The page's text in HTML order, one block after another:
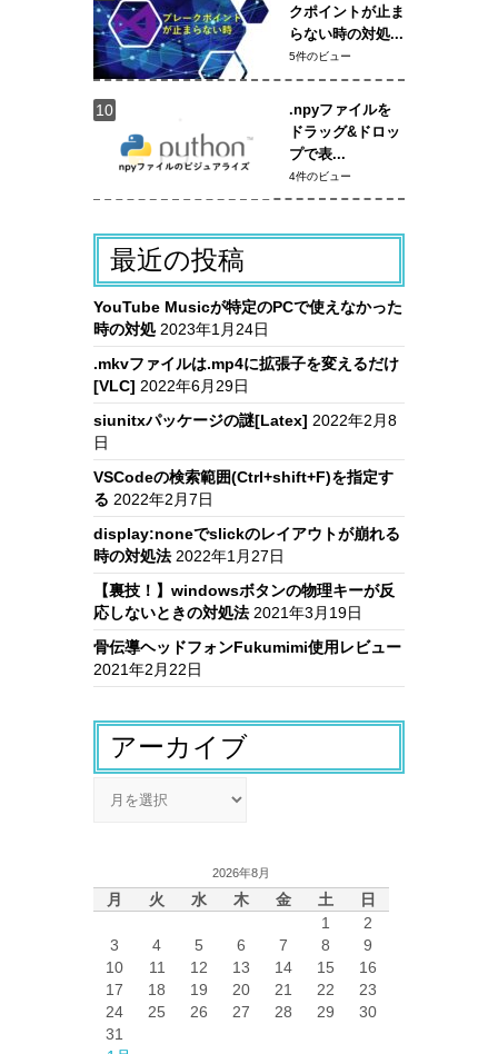
クポイントが止ま
らない時の対処...
5件のビュー
.npyファイルを
ドラッグ&ドロッ
プで表...
4件のビュー
最近の投稿
YouTube Musicが特定のPCで使えなかった
時の対処 2023年1月24日
.mkvファイルは.mp4に拡張子を変えるだけ
[VLC] 2022年6月29日
siunitxパッケージの謎[Latex] 2022年2月8
日
VSCodeの検索範囲(Ctrl+shift+F)を指定す
る 2022年2月7日
display:noneでslickのレイアウトが崩れる
時の対処法 2022年1月27日
【裏技！】windowsボタンの物理キーが反
応しないときの対処法 2021年3月19日
骨伝導ヘッドフォンFukumimi使用レビュー
2021年2月22日
アーカイブ
2026年8月
月 火 水 木 金 土
日
1
2
3
4 5 6 7 8
9
10
11 12 13 14 15
16
17
18 19 20 21 22
23
24
25 26 27 28 29
30
31